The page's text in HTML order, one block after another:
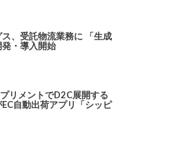
、受託物流業務に 「生成
・導入開始
リメントでD2C展開する
自動出荷アプリ「シッピ